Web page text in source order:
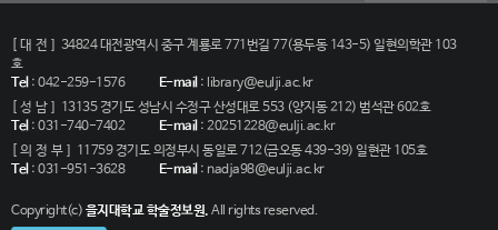
[대전]
34824 대전광역시 중구 계룡로 771번길 77(용두동 143-5) 일현의학관 103
호
Tel: 042-259-1576 E-mail: library@eulji.ac.kr
[성남]
13135 경기도 성남시 수정구 산성대로 553 (양지동 212) 범석관 602호
Tel: 031-740-7402 E-mail: 20251228@eulji.ac.kr
[의정부]
11759 경기도 의정부시 동일로 712(금오동 439-39) 일현관 105호
Tel: 031-951-3628 E-mail: nadja98@eulji.ac.kr
Copyright(c) 을지대학교 학술정보원. All rights reserved.